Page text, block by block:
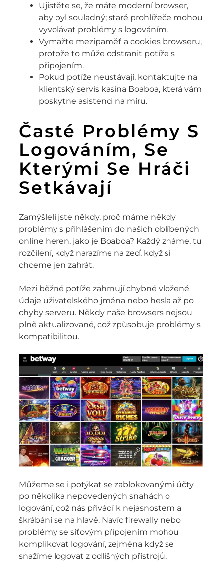
Ujistěte se, že máte moderní browser,
aby byl souladný; staré prohlížeče mohou
vyvolávat problémy s logováním.
Vymažte mezipaměť a cookies browseru,
protože to může odstranit potíže s
připojením.
Pokud potíže neustávají, kontaktujte na
klientský servis kasina Boaboa, která vám
poskytne asistenci na míru.
Časté Problémy S
Logováním, Se
Kterými Se Hráči
Setkávají
Zamýšleli jste někdy, proč máme někdy
problémy s přihlášením do našich oblíbených
online heren, jako je Boaboa? Každý známe, tu
rozčilení, když narazíme na zeď, když si
chceme jen zahrát.
Mezi běžné potíže zahrnují chybné vložené
údaje uživatelského jména nebo hesla až po
chyby serveru. Někdy naše browsers nejsou
plně aktualizované, což způsobuje problémy s
kompatibilitou.
Můžeme se i potýkat se zablokovanými účty
po několika nepovedených snahách o
logování, což nás přivádí k nejasnostem a
škrábání se na hlavě. Navíc firewally nebo
problémy se síťovým připojením mohou
komplikovat logování, zejména když se
snažíme logovat z odlišných přístrojů.